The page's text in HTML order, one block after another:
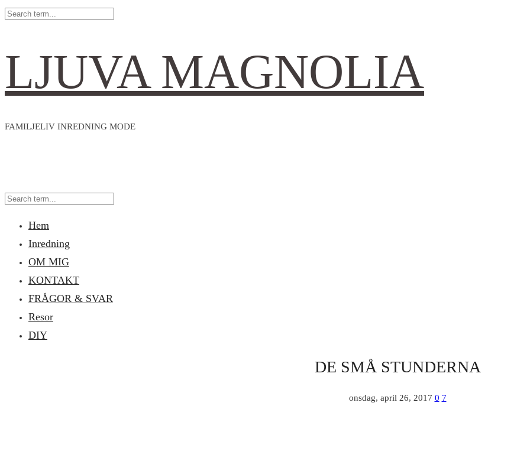
LJUVA MAGNOLIA
FAMILJELIV INREDNING MODE
Hem
Inredning
OM MIG
KONTAKT
FRÅGOR & SVAR
Resor
DIY
DE SMÅ STUNDERNA
onsdag, april 26, 2017 0 7